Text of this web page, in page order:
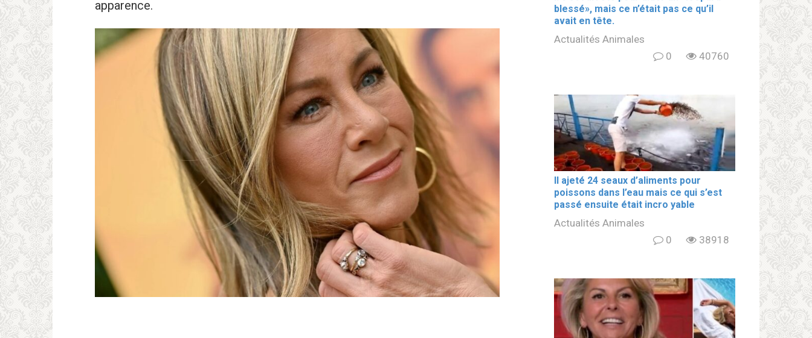
apparence.
blеssé», mais ce n’était pas ce qu’il
avait en tête.
Actualités Animales
0
40760
Il ajeté 24 seaux d’aliments pour
poissons dans l’eau mais ce qui s’est
passé ensuite était incro yable
Actualités Animales
0
38918